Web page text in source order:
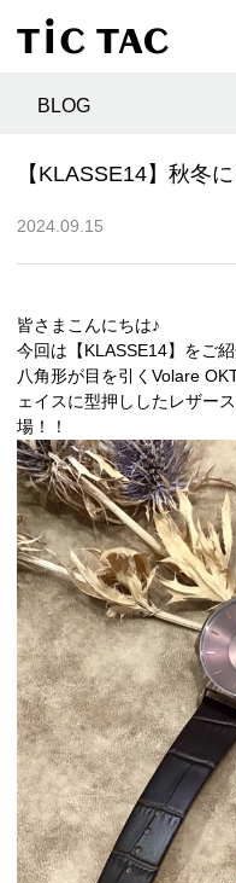
BLOG
【KLASSE14】秋冬
2024.09.15
皆さまこんにちは♪
今回は【KLASSE14】をご紹
八角形が目を引くVolare
ェイスに型押ししたレザー
場！！